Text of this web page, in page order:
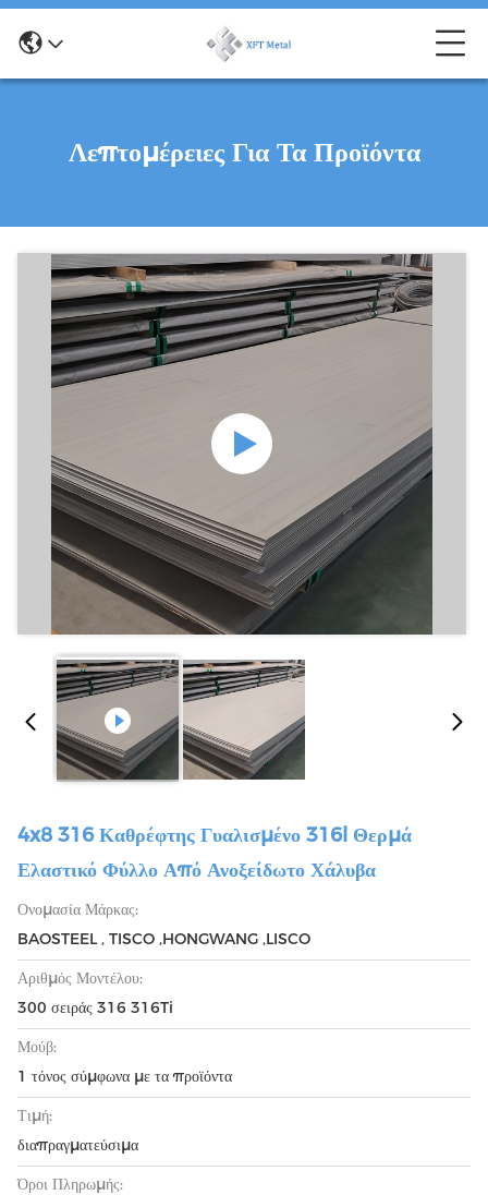
Λεπτομέρειες Για Τα Προϊόντα
4x8 316 Καθρέφτης Γυαλισμένο 316l Θερμά
Ελαστικό Φύλλο Από Ανοξείδωτο Χάλυβα
Ονομασία Μάρκας:
BAOSTEEL , TISCO ,HONGWANG ,LISCO
Αριθμός Μοντέλου:
300 σειράς 316 316Ti
Μούβ:
1 τόνος σύμφωνα με τα προϊόντα
Τιμή:
διαπραγματεύσιμα
Όροι Πληρωμής: